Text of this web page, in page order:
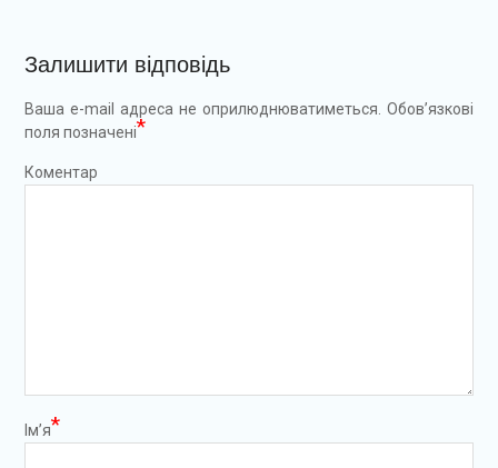
Залишити відповідь
Ваша e-mail адреса не оприлюднюватиметься. Обов’язкові
поля позначені*
Коментар
Ім’я*